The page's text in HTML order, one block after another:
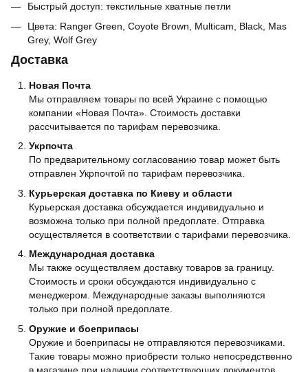
Быстрый доступ: текстильные хватные петли
Цвета: Ranger Green, Coyote Brown, Multicam, Black, Mas
Grey, Wolf Grey
Доставка
Новая Почта
Мы отправляем товары по всей Украине с помощью
компании «Новая Почта». Стоимость доставки
рассчитывается по тарифам перевозчика.
Укрпочта
По предварительному согласованию товар может быть
отправлен Укрпочтой по тарифам перевозчика.
Курьерская доставка по Киеву и области
Курьерская доставка обсуждается индивидуально и
возможна только при полной предоплате. Отправка
осуществляется в соответствии с тарифами перевозчика.
Международная доставка
Мы также осуществляем доставку товаров за границу.
Стоимость и сроки обсуждаются индивидуально с
менеджером. Международные заказы выполняются
только при полной предоплате.
Оружие и боеприпасы
Оружие и боеприпасы не отправляются перевозчиками.
Такие товары можно приобрести только непосредственно
в магазине при наличии соответствующих документов.